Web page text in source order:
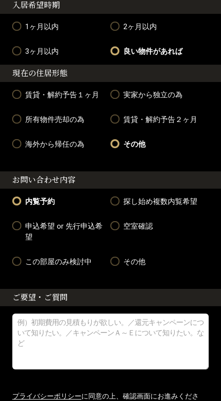
入居希望時期
1ヶ月以内 2ヶ月以内
3ヶ月以内 良い物件があれば
現在の住居形態
賃貸・解約予告１ヶ月 実家から独立の為
所有物件売却の為 賃貸・解約予告２ヶ月
海外から帰任の為 その他
お問い合わせ内容
内覧予約 探し始め複数内覧希望
申込希望 or 先行申込希
望
空室確認
この部屋のみ検討中 その他
ご要望・ご質問
プライバシーポリシーに同意の上、確認画面にお進みくださ